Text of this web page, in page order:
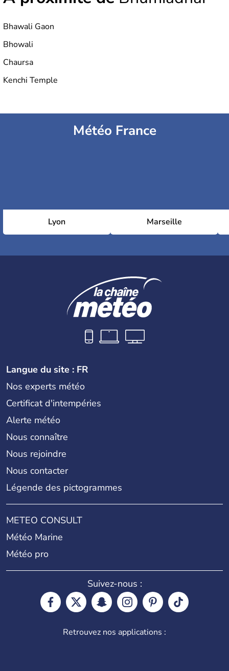
Bhawali Gaon
Bhowali
Chaursa
Kenchi Temple
Météo France
Lyon Marseille
Langue du site : FR
Nos experts météo
Certificat d'intempéries
Alerte météo
Nous connaître
Nous rejoindre
Nous contacter
Légende des pictogrammes
METEO CONSULT
Météo Marine
Météo pro
Suivez-nous :
Retrouvez nos applications :